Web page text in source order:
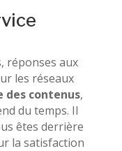
réponses aux
les réseaux
des contenus,
du temps. Il
êtes derrière
la satisfaction